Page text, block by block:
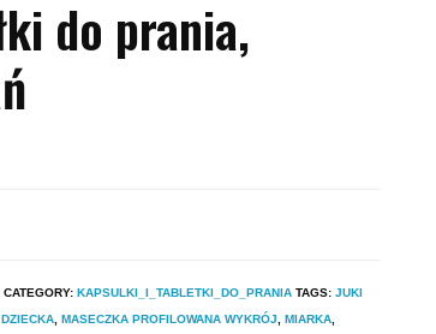
do prania,
CATEGORY: KAPSULKI_I_TABLETKI_DO_PRANIA TAGS: JUKI
MASECZKA PROFILOWANA WYKRÓJ MIARKA